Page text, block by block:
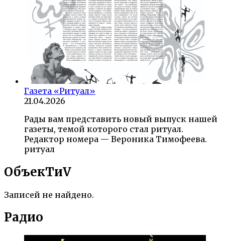
Газета «Ритуал»
21.04.2026
Рады вам представить новый выпуск нашей
газеты, темой которого стал ритуал.
Редактор номера — Вероника Тимофеева.
ритуал
ОбъекTиV
Записей не найдено.
Радио